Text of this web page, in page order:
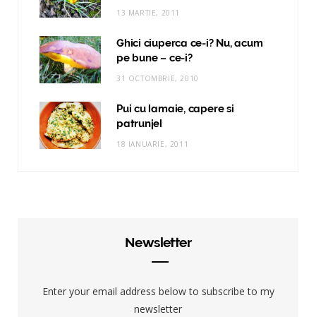
13 MARTIE, 2011
Ghici ciuperca ce-i? Nu, acum
pe bune – ce-i?
31 OCTOMBRIE, 2010
Pui cu lamaie, capere si
patrunjel
18 IANUARIE, 2011
Newsletter
Enter your email address below to subscribe to my
newsletter